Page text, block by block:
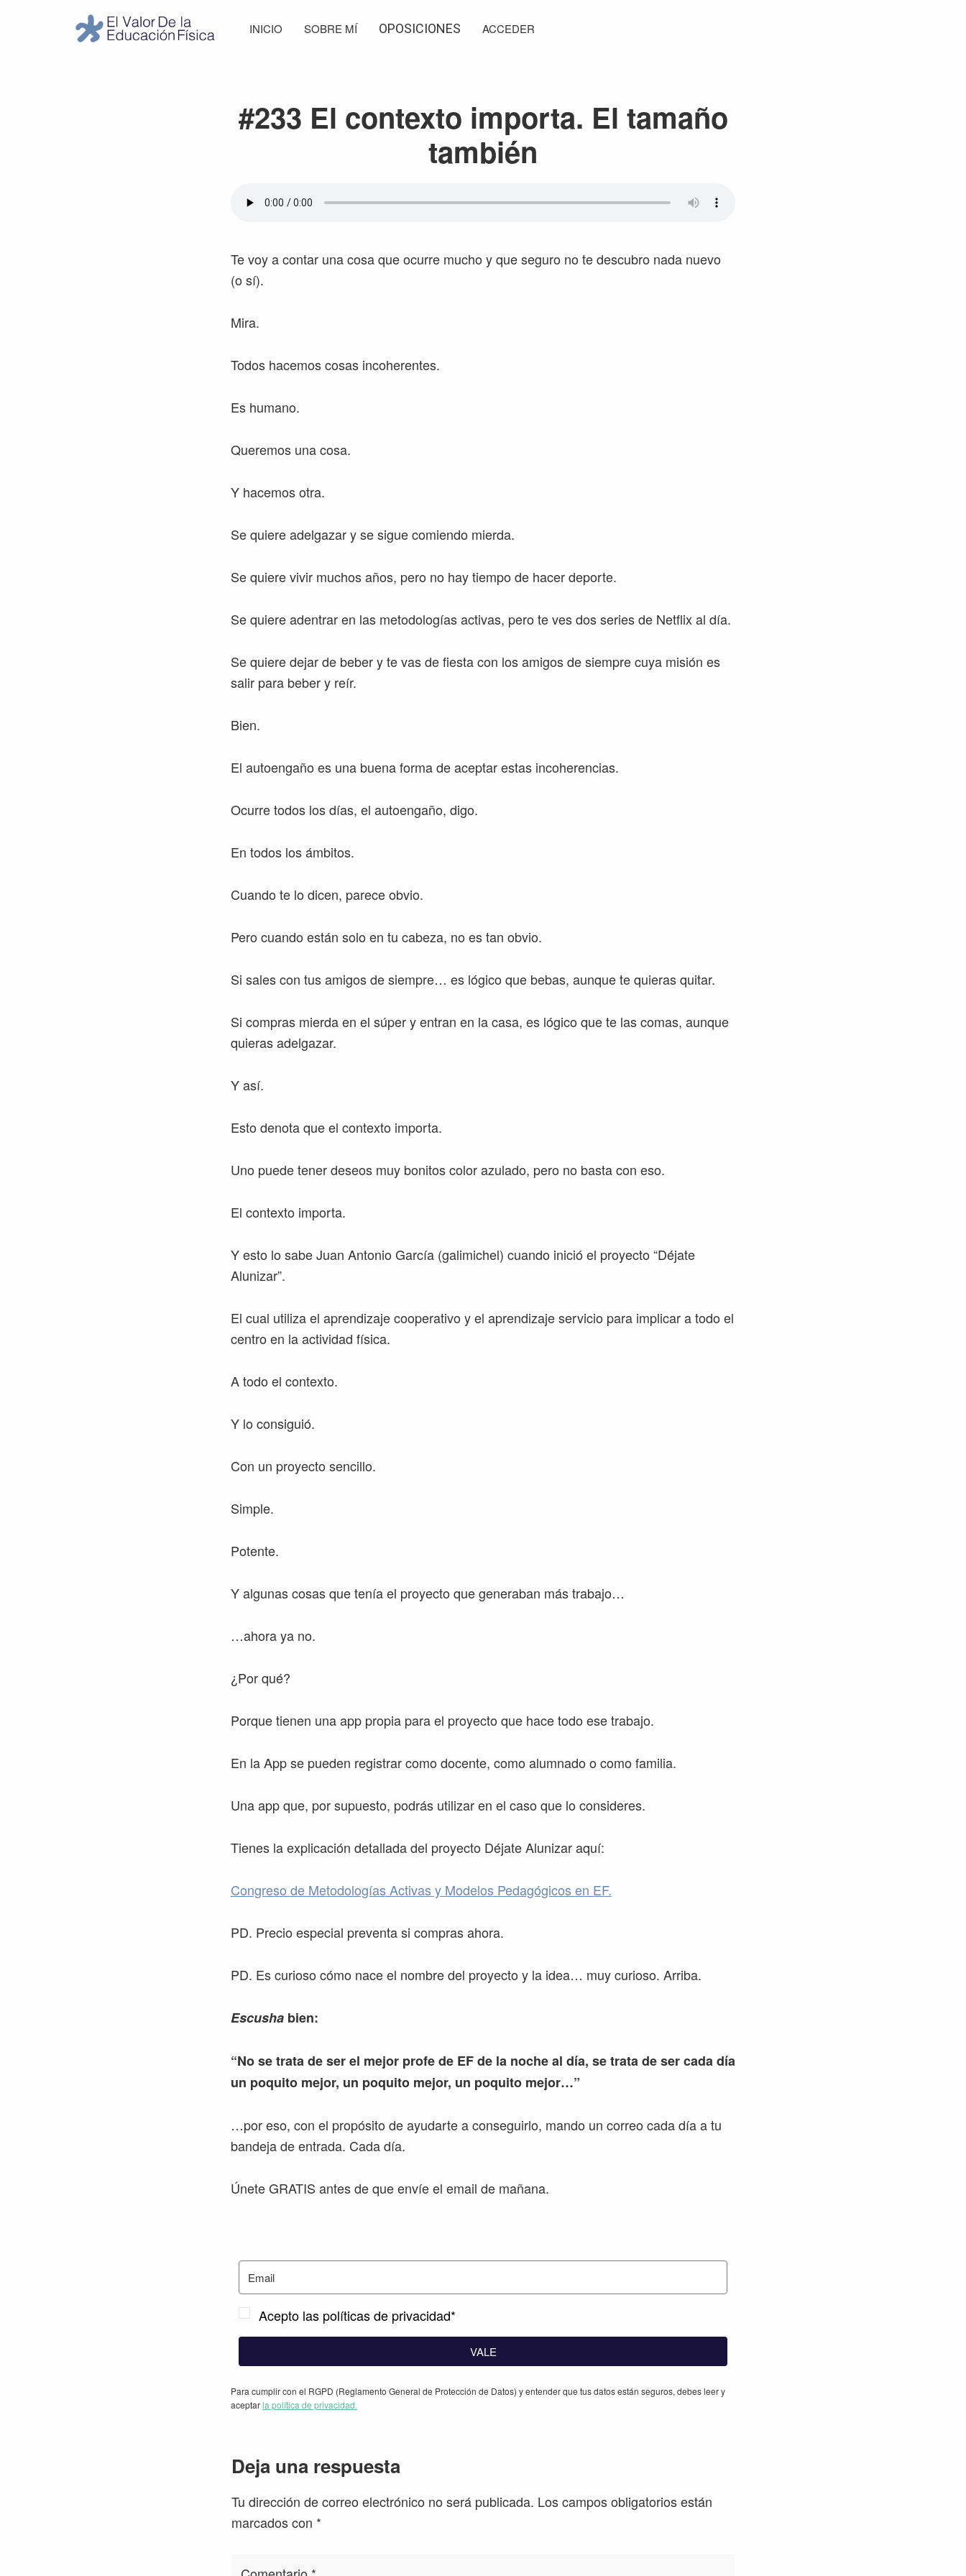
INICIO SOBRE MÍ OPOSICIONES ACCEDER
#233 El contexto importa. El tamaño
también
Te voy a contar una cosa que ocurre mucho y que seguro no te descubro nada nuevo
(o sí).
Mira.
Todos hacemos cosas incoherentes.
Es humano.
Queremos una cosa.
Y hacemos otra.
Se quiere adelgazar y se sigue comiendo mierda.
Se quiere vivir muchos años, pero no hay tiempo de hacer deporte.
Se quiere adentrar en las metodologías activas, pero te ves dos series de Netflix al día.
Se quiere dejar de beber y te vas de fiesta con los amigos de siempre cuya misión es
salir para beber y reír.
Bien.
El autoengaño es una buena forma de aceptar estas incoherencias.
Ocurre todos los días, el autoengaño, digo.
En todos los ámbitos.
Cuando te lo dicen, parece obvio.
Pero cuando están solo en tu cabeza, no es tan obvio.
Si sales con tus amigos de siempre… es lógico que bebas, aunque te quieras quitar.
Si compras mierda en el súper y entran en la casa, es lógico que te las comas, aunque
quieras adelgazar.
Y así.
Esto denota que el contexto importa.
Uno puede tener deseos muy bonitos color azulado, pero no basta con eso.
El contexto importa.
Y esto lo sabe Juan Antonio García (galimichel) cuando inició el proyecto “Déjate
Alunizar”.
El cual utiliza el aprendizaje cooperativo y el aprendizaje servicio para implicar a todo el
centro en la actividad física.
A todo el contexto.
Y lo consiguió.
Con un proyecto sencillo.
Simple.
Potente.
Y algunas cosas que tenía el proyecto que generaban más trabajo…
…ahora ya no.
¿Por qué?
Porque tienen una app propia para el proyecto que hace todo ese trabajo.
En la App se pueden registrar como docente, como alumnado o como familia.
Una app que, por supuesto, podrás utilizar en el caso que lo consideres.
Tienes la explicación detallada del proyecto Déjate Alunizar aquí:
Congreso de Metodologías Activas y Modelos Pedagógicos en EF.
PD. Precio especial preventa si compras ahora.
PD. Es curioso cómo nace el nombre del proyecto y la idea… muy curioso. Arriba.
Escusha bien:
“No se trata de ser el mejor profe de EF de la noche al día, se trata de ser cada día
un poquito mejor, un poquito mejor, un poquito mejor…”
…por eso, con el propósito de ayudarte a conseguirlo, mando un correo cada día a tu
bandeja de entrada. Cada día.
Únete GRATIS antes de que envíe el email de mañana.
Acepto las políticas de privacidad*
VALE
Para cumplir con el RGPD (Reglamento General de Protección de Datos) y entender que tus datos están seguros, debes leer y
aceptarla política de privacidad.
Interacciones
con
los
Deja una respuesta
Tu dirección de correo electrónico no será publicada. Los campos obligatorios están
marcados con *